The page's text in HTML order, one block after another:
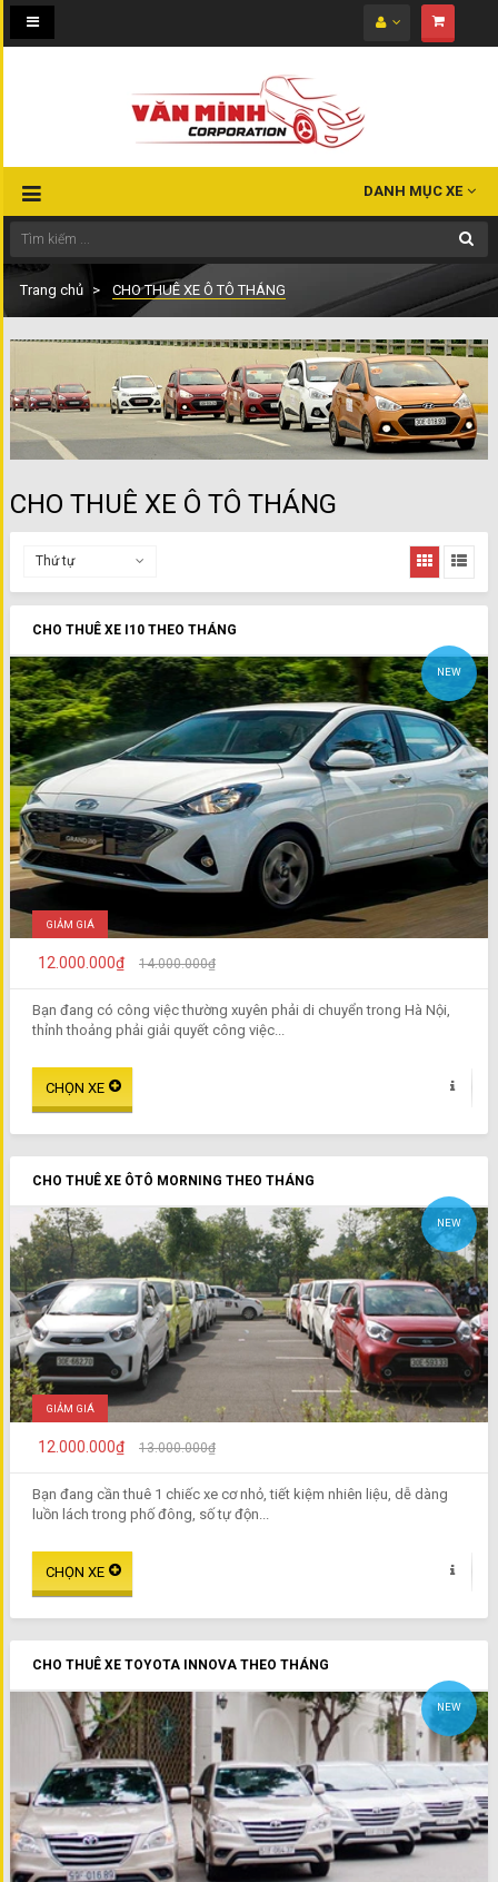
Toggle
navigation
DANH MỤC XE
Trang chủ CHO THUÊ XE Ô TÔ THÁNG
CHO THUÊ XE Ô TÔ THÁNG
Thứ tự
CHO THUÊ XE I10 THEO THÁNG
NEW
GIẢM GIÁ
12.000.000₫ 14.000.000₫
Bạn đang có công việc thường xuyên phải di chuyển trong Hà Nội,
thỉnh thoảng phải giải quyết công việc...
CHO THUÊ XE ÔTÔ MORNING THEO THÁNG
NEW
GIẢM GIÁ
12.000.000₫ 13.000.000₫
Bạn đang cần thuê 1 chiếc xe cơ nhỏ, tiết kiệm nhiên liệu, dễ dàng
luồn lách trong phố đông, số tự độn...
CHO THUÊ XE TOYOTA INNOVA THEO THÁNG
NEW